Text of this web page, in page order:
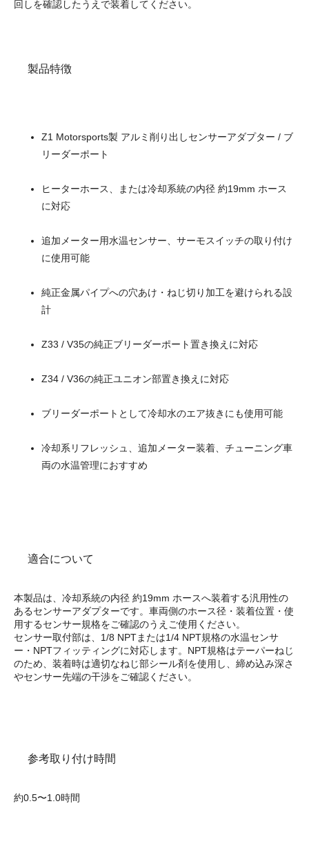
回しを確認したうえで装着してください。
製品特徴
Z1 Motorsports製 アルミ削り出しセンサーアダプター / ブ
リーダーポート
ヒーターホース、または冷却系統の内径 約19mm ホース
に対応
追加メーター用水温センサー、サーモスイッチの取り付け
に使用可能
純正金属パイプへの穴あけ・ねじ切り加工を避けられる設
計
Z33 / V35の純正ブリーダーポート置き換えに対応
Z34 / V36の純正ユニオン部置き換えに対応
ブリーダーポートとして冷却水のエア抜きにも使用可能
冷却系リフレッシュ、追加メーター装着、チューニング車
両の水温管理におすすめ
適合について
本製品は、冷却系統の内径 約19mm ホースへ装着する汎用性の
あるセンサーアダプターです。車両側のホース径・装着位置・使
用するセンサー規格をご確認のうえご使用ください。
センサー取付部は、1/8 NPTまたは1/4 NPT規格の水温センサ
ー・NPTフィッティングに対応します。NPT規格はテーパーねじ
のため、装着時は適切なねじ部シール剤を使用し、締め込み深さ
やセンサー先端の干渉をご確認ください。
参考取り付け時間
約0.5〜1.0時間